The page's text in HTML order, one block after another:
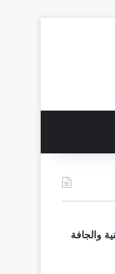
والجافة